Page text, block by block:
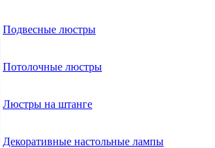
Подвесные люстры
Потолочные люстры
Люстры на штанге
Декоративные настольные лампы